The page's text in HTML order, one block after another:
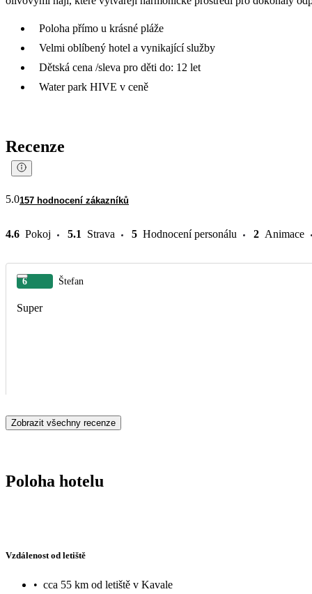
Poloha přímo u krásné pláže
Velmi oblíbený hotel a vynikající služby
Dětská cena /sleva pro děti do: 12 let
Water park HIVE v ceně
Recenze
5.0157 hodnocení zákazníků
4.6 Pokoj 5.1 Strava 5 Hodnocení personálu 2 Animace
6 Štefan
Super
Zobrazit všechny recenze
Poloha hotelu
Vzdálenost od letiště
• cca 55 km od letiště v Kavale